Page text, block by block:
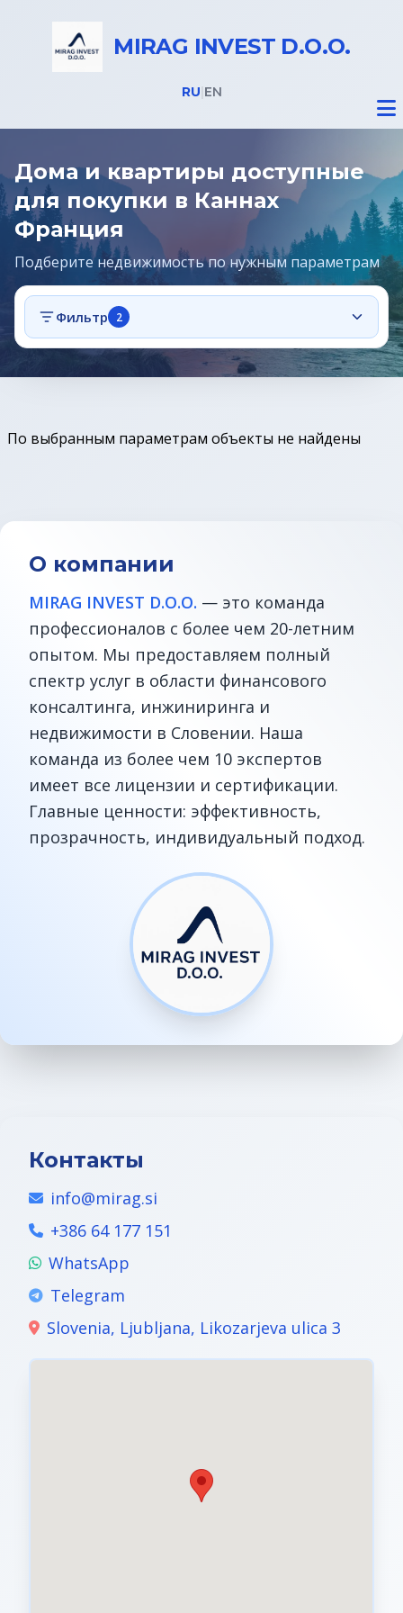
MIRAG INVEST D.O.O.
RU EN
Недвижимость
Все объекты
Дома на Бледе
Земельные участки в Бледе
Квартиры у моря
Дома в Любляне
Фермы в Словении
Офисы в Любляне
Дома до € 100 000
ВНЖ в Словении
Дома и квартиры доступные
для покупки в Каннах
Франция
Подберите недвижимость по нужным параметрам
Фильтр 2
По выбранным параметрам объекты не найдены
О компании
MIRAG INVEST D.O.O. — это команда
профессионалов с более чем 20-летним
опытом. Мы предоставляем полный
спектр услуг в области финансового
консалтинга, инжиниринга и
недвижимости в Словении. Наша
команда из более чем 10 экспертов
имеет все лицензии и сертификации.
Главные ценности: эффективность,
прозрачность, индивидуальный подход.
Контакты
info@mirag.si
+386 64 177 151
WhatsApp
Telegram
Slovenia, Ljubljana, Likozarjeva ulica 3